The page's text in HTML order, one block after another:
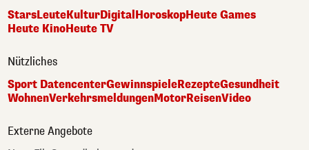
StarsLeuteKulturDigitalHoroskopHeute Games
Heute KinoHeute TV
Nützliches
Sport DatencenterGewinnspieleRezepteGesundheit
WohnenVerkehrsmeldungenMotorReisenVideo
Externe Angebote